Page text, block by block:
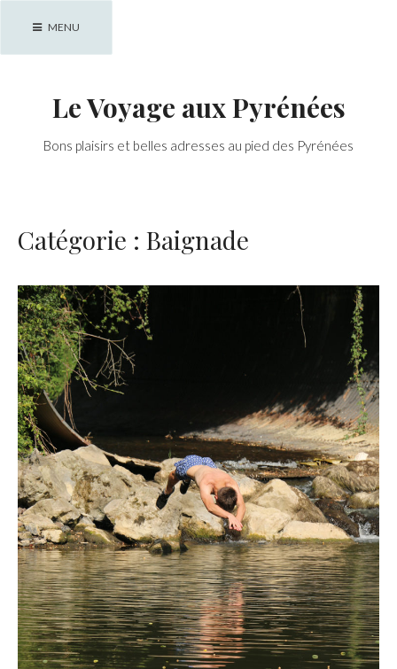
MENU
Le Voyage aux Pyrénées
Bons plaisirs et belles adresses au pied des Pyrénées
Catégorie : Baignade